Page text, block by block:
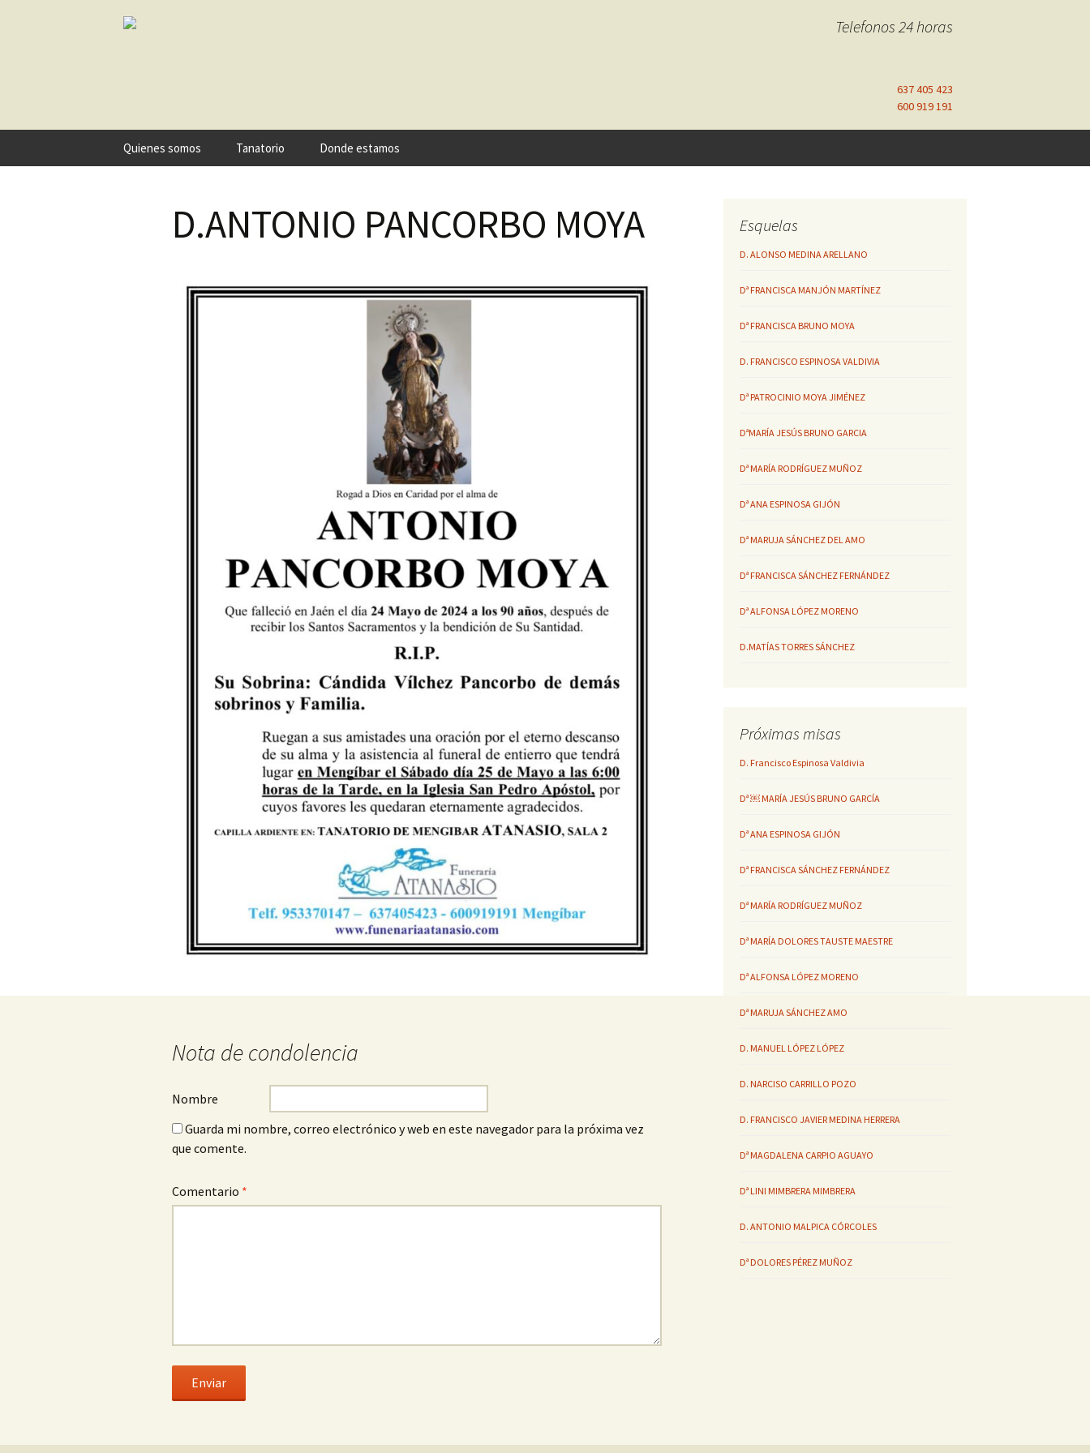
Telefonos 24 horas
637 405 423
600 919 191
Quienes somos Tanatorio Donde estamos
D.ANTONIO PANCORBO MOYA
Nota de condolencia
Nombre
Guarda mi nombre, correo electrónico y web en este navegador para la próxima vez
que comente.
Comentario *
Esquelas
D. ALONSO MEDINA ARELLANO
Dª FRANCISCA MANJÓN MARTÍNEZ
Dª FRANCISCA BRUNO MOYA
D. FRANCISCO ESPINOSA VALDIVIA
Dª PATROCINIO MOYA JIMÉNEZ
DªMARÍA JESÚS BRUNO GARCIA
Dª MARÍA RODRÍGUEZ MUÑOZ
Dª ANA ESPINOSA GIJÓN
Dª MARUJA SÁNCHEZ DEL AMO
Dª FRANCISCA SÁNCHEZ FERNÁNDEZ
Dª ALFONSA LÓPEZ MORENO
D.MATÍAS TORRES SÁNCHEZ
Próximas misas
D. Francisco Espinosa Valdivia
Dª ￼ MARÍA JESÚS BRUNO GARCÍA
Dª ANA ESPINOSA GIJÓN
Dª FRANCISCA SÁNCHEZ FERNÁNDEZ
Dª MARÍA RODRÍGUEZ MUÑOZ
Dª MARÍA DOLORES TAUSTE MAESTRE
Dª ALFONSA LÓPEZ MORENO
Dª MARUJA SÁNCHEZ AMO
D. MANUEL LÓPEZ LÓPEZ
D. NARCISO CARRILLO POZO
D. FRANCISCO JAVIER MEDINA HERRERA
Dª MAGDALENA CARPIO AGUAYO
Dª LINI MIMBRERA MIMBRERA
D. ANTONIO MALPICA CÓRCOLES
Dª DOLORES PÉREZ MUÑOZ